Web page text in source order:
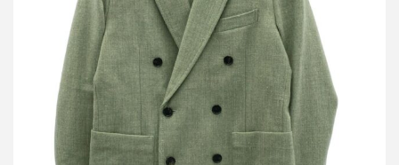
キャバン ウールリネン ダブルブレストジャケット 59-07-24-07001
買取金額8,000円
詳しく見る